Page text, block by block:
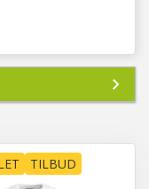
TILBUD